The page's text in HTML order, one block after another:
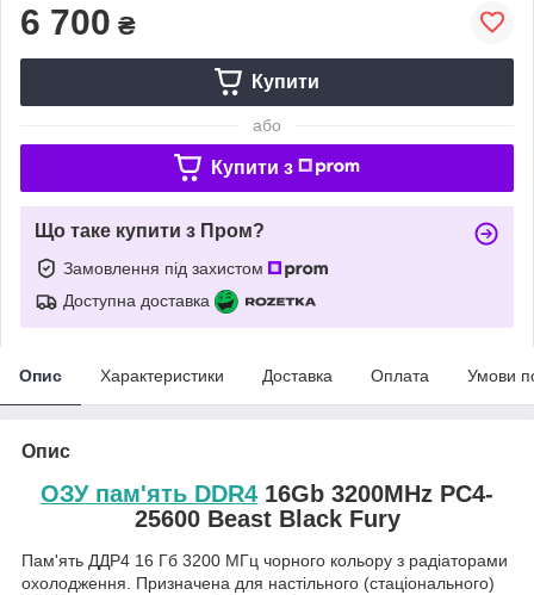
6 700 ₴
Купити
або
Купити з
Що таке купити з Пром?
Замовлення під захистом
Доступна доставка
Опис Характеристики Доставка Оплата Умови
Опис
ОЗУ пам'ять DDR4 16Gb 3200MHz PC4-
25600 Beast Black Fury
Пам'ять ДДР4 16 Гб 3200 МГц чорного кольору з радіаторами
охолодження. Призначена для настільного (стаціонального)